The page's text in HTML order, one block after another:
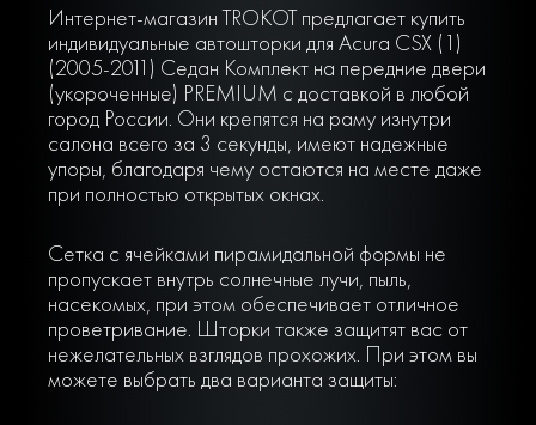
Интернет-магазин TROKOT предлагает купить
индивидуальные автошторки для Acura CSX (1)
(2005-2011) Седан Комплект на передние двери
(укороченные) PREMIUM с доставкой в любой
город России. Они крепятся на раму изнутри
салона всего за 3 секунды, имеют надежные
упоры, благодаря чему остаются на месте даже
при полностью открытых окнах.
Сетка с ячейками пирамидальной формы не
пропускает внутрь солнечные лучи, пыль,
насекомых, при этом обеспечивает отличное
проветривание. Шторки также защитят вас от
нежелательных взглядов прохожих. При этом вы
можете выбрать два варианта защиты: